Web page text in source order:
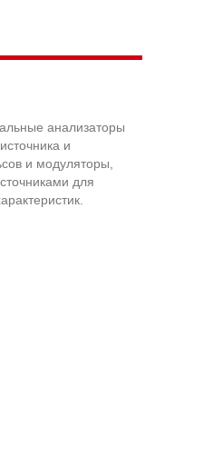
анализаторы
и
и модуляторы,
для